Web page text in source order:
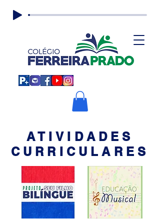
ATIVIDADES
CURRICULARES